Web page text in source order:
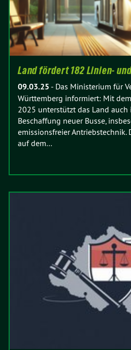
Land fördert 182 Linien-
09.03.25 - Das Ministerium für
Württemberg informiert: Mit
2025 unterstützt das Land auch
Beschaffung neuer Busse,
emissionsfreier Antriebstechnik.
auf dem…